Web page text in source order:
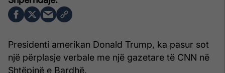
Presidenti amerikan Donald Trump, ka pasur sot
një përplasje verbale me një gazetare të CNN në
Shtëpinë e Bardhë.